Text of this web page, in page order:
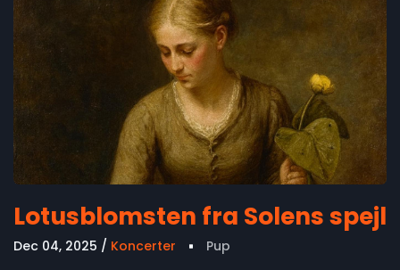
Lotusblomsten fra Solens spejl
Dec 04, 2025 Koncerter Pup